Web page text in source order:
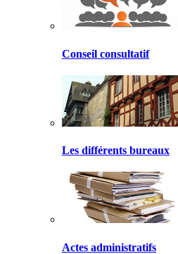
Conseil consultatif
Les différents bureaux
Actes administratifs